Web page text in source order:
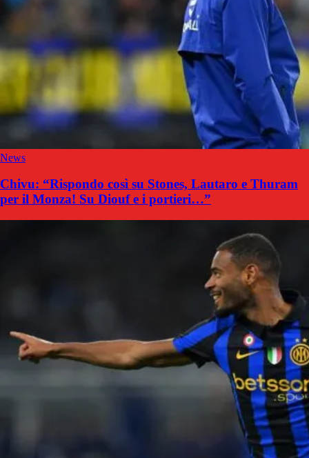
News
Chivu: “Rispondo così su Stones, Lautaro e Thuram
per il Monza! Su Diouf e i portieri…”